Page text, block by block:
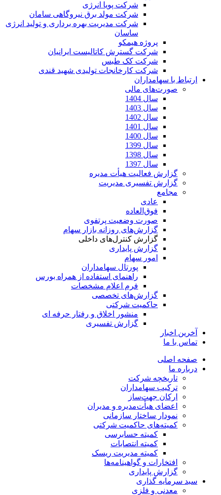
شرکت پویا انرژی
شرکت مولد برق نیروگاهی سامان
شرکت مدیریت بهره برداری و تولید انرژی
ساسان
پروژه هیمکو
شرکت گسترش کاتالیست ایرانیان
شرکت کک طبس
شرکت کارخانجات تولیدی شهید قندی
ارتباط با سهامداران
صورت‌های مالی
سال 1404
سال 1403
سال 1402
سال 1401
سال 1400
سال 1399
سال 1398
سال 1397
گزارش فعالیت هیأت مدیره
گزارش تفسیری مدیریت
مجامع
عادی
فوق‌العاده
صورت وضعیت پرتفوی
گزارش‌های روزانه بازار سهام
گزارش کنترل‌های داخلی
گزارش پایداری
امور سهام
پورتال سهامداران
راهنمای استفاده از همراه بورس
فرم اعلام مشخصات
گزارش‌های تخصصی
حاکمیت شرکتی
منشور اخلاق و رفتار حرفه­ ای
گزارش تفسیری
آخرین اخبار
تماس با ما
صفحه اصلی
درباره ما
تاریخچه شرکت
ترکیب سهامداران
ارکان جهت‌ساز
اعضای هیأت‌مدیره و مدیران
نمودار ساختار سازمانی
کمیته‌های حاکمیت شرکتی
کمیته حسابرسی
کمیته انتصابات
کمیته مدیریت ریسک
افتخارات و گواهینامه‌ها
گزارش پایداری
سبد سرمایه گذاری
معدنی و فلزی